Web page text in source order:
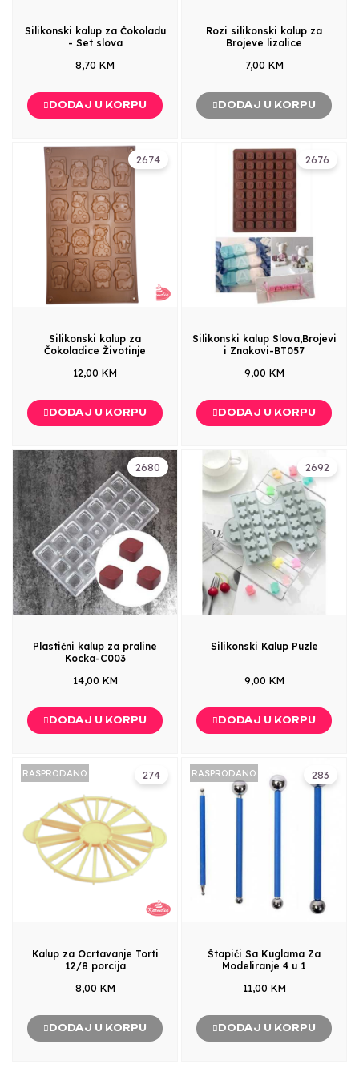
Silikonski kalup za Čokoladu
- Set slova
8,70 KM
DODAJ U KORPU
Rozi silikonski kalup za
Brojeve lizalice
7,00 KM
DODAJ U KORPU
2674
Silikonski kalup za
Čokoladice Životinje
12,00 KM
DODAJ U KORPU
2676
Silikonski kalup Slova,Brojevi
i Znakovi-BT057
9,00 KM
DODAJ U KORPU
2680
Plastični kalup za praline
Kocka-C003
14,00 KM
DODAJ U KORPU
2692
Silikonski Kalup Puzle
9,00 KM
DODAJ U KORPU
274
RASPRODANO
Kalup za Ocrtavanje Torti
12/8 porcija
8,00 KM
DODAJ U KORPU
283
RASPRODANO
Štapići Sa Kuglama Za
Modeliranje 4 u 1
11,00 KM
DODAJ U KORPU